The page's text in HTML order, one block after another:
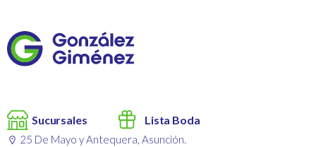
Sucursales Lista Boda
25 De Mayo y Antequera, Asunción.